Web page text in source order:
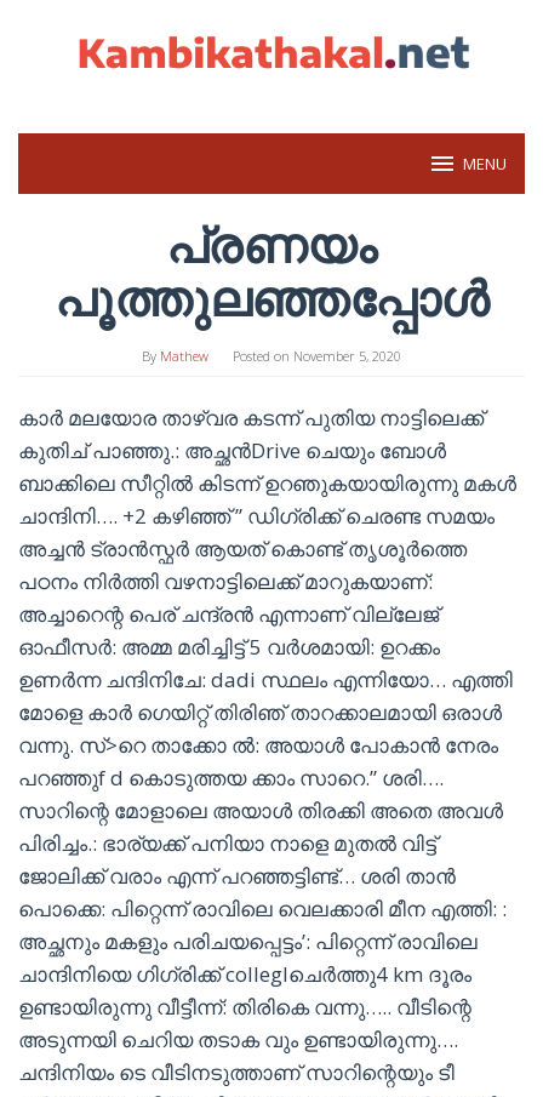
MENU
പ്രണയം
പൂത്തുലഞ്ഞപ്പോൾ
By Mathew Posted on November 5, 2020
കാർ മലയോര താഴ്വര കടന്ന് പുതിയ നാട്ടിലെക്ക്
കുതിച് പാഞ്ഞു.: അച്ഛൻDrive ചെയും ബോൾ
ബാക്കിലെ സീറ്റിൽ കിടന്ന് ഉറഞുകയായിരുന്നു മകൾ
ചാന്ദിനി…. +2 കഴിഞ്ഞ് ” ഡിഗ്രിക്ക് ചെരണ്ട സമയം
അച്ചൻ ട്രാൻസ്ഫർ ആയത് കൊണ്ട് തൃശൂർത്തെ
പഠനം നിർത്തി വഴനാട്ടിലെക്ക് മാറുകയാണ്:
അച്ചാറെന്റ പെര് ചന്ദ്രൻ എന്നാണ് വില്ലേജ്
ഓഫീസർ: അമ്മ മരിച്ചിട്ട് 5 വർശമായി: ഉറക്കം
ഉണർന്ന ചന്ദിനിചേ: dadi സ്ഥലം എന്നിയോ… എത്തി
മോളെ കാർ ഗെയിറ്റ് തിരിഞ് താറക്കാലമായി ഒരാൾ
വന്നു. സ്>റെ താക്കോ ൽ: അയാൾ പോകാൻ നേരം
പറഞ്ഞുf d കൊടുത്തയ ക്കാം സാറെ.” ശരി….
സാറിന്റെ മോളാലെ അയാൾ തിരക്കി അതെ അവൾ
പിരിച്ചം.: ഭാര്യക്ക് പനിയാ നാളെ മുതൽ വിട്ട്
ജോലിക്ക് വരാം എന്ന് പറഞ്ഞട്ടിണ്ട്… ശരി താൻ
പൊക്കെ: പിറ്റെന്ന് രാവിലെ വെലക്കാരി മീന എത്തി: :
അച്ഛനും മകളും പരിചയപ്പെട്ടം’: പിറ്റെന്ന് രാവിലെ
ചാന്ദിനിയെ ഗിഗ്രിക്ക് colleglചെർത്തു4 km ദൂരം
ഉണ്ടായിരുന്നു വീട്ടീന്ന്: തിരികെ വന്നു….. വീടിന്റെ
അടുന്നയി ചെറിയ തടാക വും ഉണ്ടായിരുന്നു….
ചന്ദിനിയം ടെ വീടിനടുത്താണ് സാറിന്റെയും ടീ